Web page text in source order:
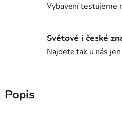
Vybavení testujeme
Světové i české
Najdete tak u nás
Popis